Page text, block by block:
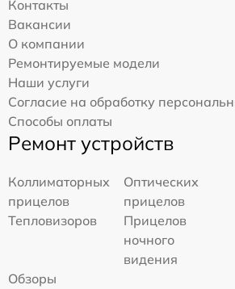
Контакты
Вакансии
О компании
Ремонтируемые модели
Наши услуги
Согласие на обработку
Способы оплаты
Ремонт устройств
Коллиматорных
прицелов
Оптических
прицелов
Тепловизоров
Прицелов
ночного
видения
Обзоры